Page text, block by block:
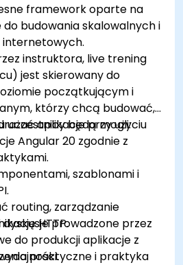
framework oparte na
do budowania skalowalnych i
internetowych.
instruktora, live trening
jest skierowany do
początkującym i
którzy chcą budować,
aplikacje przy użyciu
uczestnicy będą mogli:
Angular 20 zgodnie z
szablonami i
routing, zarządzanie
HTTP.
do produkcji aplikacje z
prowadzone przez
praktyczne i praktyka